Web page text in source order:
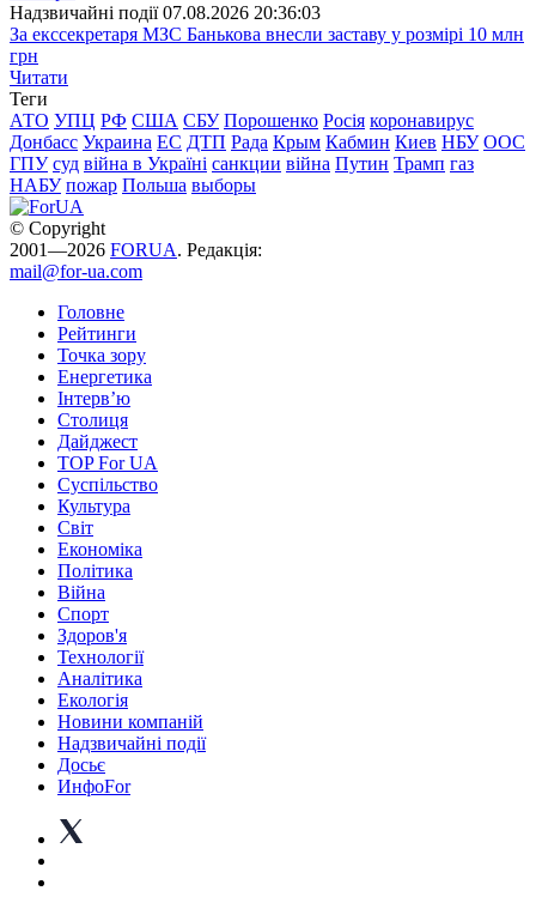
Надзвичайні події 07.08.2026 20:36:03
За екссекретаря МЗС Банькова внесли заставу у розмірі 10 млн
грн
Читати
Теги
АТО УПЦ РФ США СБУ Порошенко Росія коронавирус
Донбасс Украина ЕС ДТП Рада Крым Кабмин Киев НБУ ООС
ГПУ суд війна в Україні санкции війна Путин Трамп газ
НАБУ пожар Польша выборы
© Copyright
2001—2026 FORUA. Редакція:
mail@for-ua.com
Головне
Рейтинги
Точка зору
Енергетика
Інтерв’ю
Столиця
Дайджест
TOP For UA
Суспiльство
Культура
Світ
Економіка
Політика
Війна
Спорт
Здоров'я
Технології
Аналітика
Екологія
Новини компаній
Надзвичайні події
Досьє
ИнфоFor